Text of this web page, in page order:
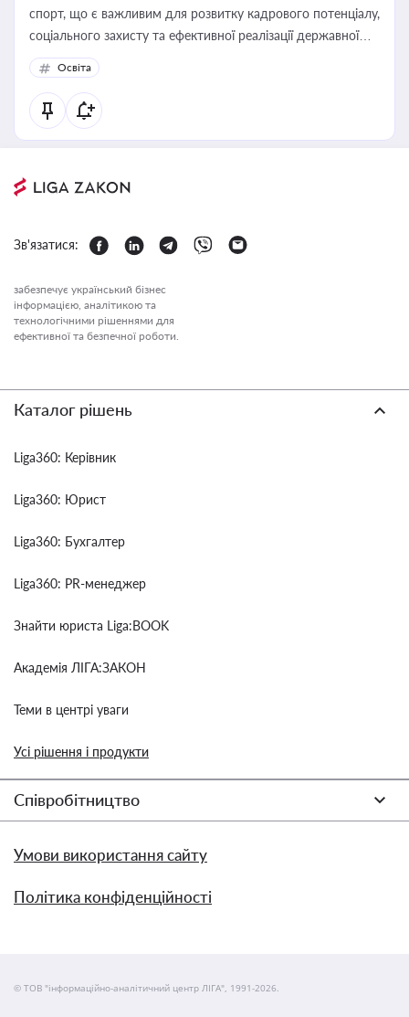
спорт, що є важливим для розвитку кадрового потенціалу,
соціального захисту та ефективної реалізації державної
політики у цій галузі
Освіта
Зв'язатися:
забезпечує український бізнес
інформацією, аналітикою та
технологічними рішеннями для
ефективної та безпечної роботи.
Каталог рішень
Liga360: Керівник
Liga360: Юрист
Liga360: Бухгалтер
Liga360: PR-менеджер
Знайти юриста Liga:BOOK
Академія ЛІГА:ЗАКОН
Теми в центрі уваги
Усі рішення і продукти
Співробітництво
Умови використання сайту
Політика конфіденційності
© ТОВ "інформаційно-аналітичний центр ЛІГА", 1991-2026.